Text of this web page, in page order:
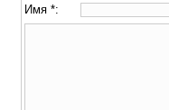
Имя *: